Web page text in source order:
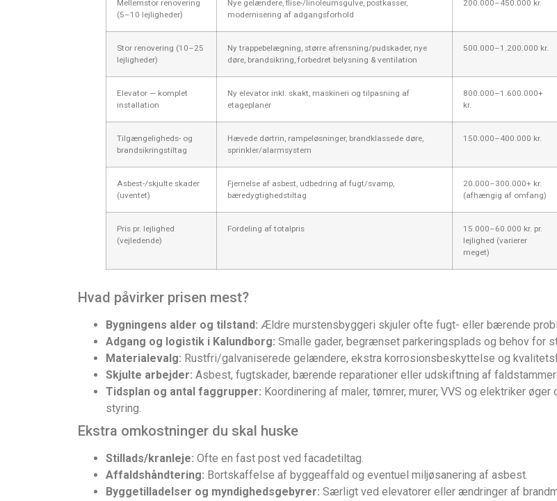
Mellemstor renovering
(5–10 lejligheder)
Nye gelændere, flise-/linoleumsgulve, postkasser,
modernisering af adgangsforhold
200.000–450.000 kr.
Stor renovering (10–25
lejligheder)
Ny trappebelægning, større afrensning/pudskader, nye
døre, brandsikring, forbedret belysning & ventilation
500.000–1.200.000 kr.
Elevator — komplet
installation
Ny elevator inkl. skakt, maskineri og tilpasning af
etageplaner
800.000–1.600.000+
kr.
Tilgængeligheds- og
brandsikringstiltag
Hævede dørtrin, rampeløsninger, brandklassede døre,
sprinkler/alarmsystem
150.000–400.000 kr.
Asbest-/skjulte skader
(uventet)
Fjernelse af asbest, udbedring af fugt/svamp,
bæredygtighedstiltag
20.000–300.000+ kr.
(afhængig af omfang)
Pris pr. lejlighed
(vejledende)
Fordeling af totalpris
15.000–60.000 kr. pr.
lejlighed (varierer
meget)
Hvad påvirker prisen mest?
Bygningens alder og tilstand: Ældre murstensbyggeri skjuler ofte fugt- eller bærende
Adgang og logistik i Kalundborg: Smalle gader, begrænset parkeringsplads og behov for
Materialevalg: Rustfri/galvaniserede gelændere, ekstra korrosionsbeskyttelse og
Skjulte arbejder: Asbest, fugtskader, bærende reparationer eller udskiftning af
Tidsplan og antal faggrupper: Koordinering af maler, tømrer, murer, VVS og elektriker
styring.
Ekstra omkostninger du skal huske
Stillads/kranleje: Ofte en fast post ved facadetiltag.
Affaldshåndtering: Bortskaffelse af byggeaffald og eventuel miljøsanering af asbest.
Byggetilladelser og myndighedsgebyrer: Særligt ved elevatorer eller ændringer af